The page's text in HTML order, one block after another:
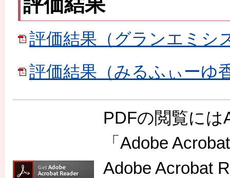
評価結果（グランエミシ
評価結果（みるふぃーゆ
PDFの閲覧に
「Adobe
Adobe Acrobat